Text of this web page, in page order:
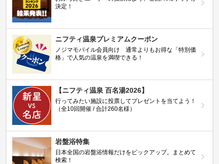
決定！
ニフティ温泉プレミアムクーポン
ノジマモバイル会員向け 通常よりもお得な「特別価
格」で人気の温泉を満喫できる！
【ニフティ温泉 百名湯2026】
行ってみたい施設に投票してプレゼントを当てよう！
（全10回開催 / 合計260名様）
岩盤浴特集
日本全国の岩盤浴情報だけをピックアップ。まとめて
検索！